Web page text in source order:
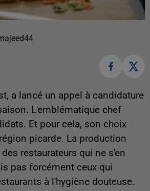
a lancé un appel à candidature
L'emblématique chef
Et pour cela, son choix
picarde. La production
restaurateurs qui ne s'en
pas forcément ceux qui
à l'hygiène douteuse.